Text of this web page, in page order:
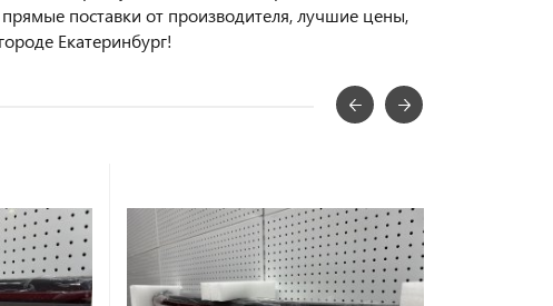
поставки от производителя, лучшие цены,
Екатеринбург!